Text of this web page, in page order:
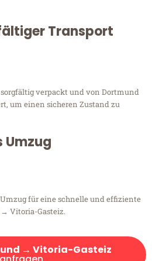
Transport
verpackt und von Dortmund
um einen sicheren Zustand zu
Umzug
für eine schnelle und effiziente
Vitoria-Gasteiz.
→ Vitoria-Gasteiz